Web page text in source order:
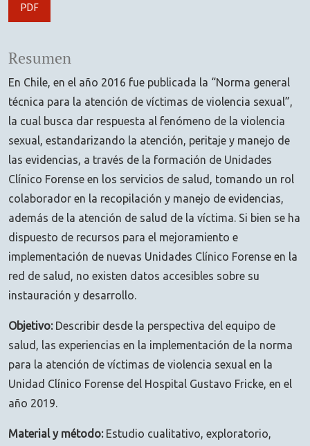
PDF
Resumen
En Chile, en el año 2016 fue publicada la “Norma general
técnica para la atención de víctimas de violencia sexual”,
la cual busca dar respuesta al fenómeno de la violencia
sexual, estandarizando la atención, peritaje y manejo de
las evidencias, a través de la formación de Unidades
Clínico Forense en los servicios de salud, tomando un rol
colaborador en la recopilación y manejo de evidencias,
además de la atención de salud de la víctima. Si bien se ha
dispuesto de recursos para el mejoramiento e
implementación de nuevas Unidades Clínico Forense en la
red de salud, no existen datos accesibles sobre su
instauración y desarrollo.
Objetivo:Describir desde la perspectiva del equipo de
salud, las experiencias en la implementación de la norma
para la atención de víctimas de violencia sexual en la
Unidad Clínico Forense del Hospital Gustavo Fricke, en el
año 2019.
Material y método:Estudio cualitativo, exploratorio,